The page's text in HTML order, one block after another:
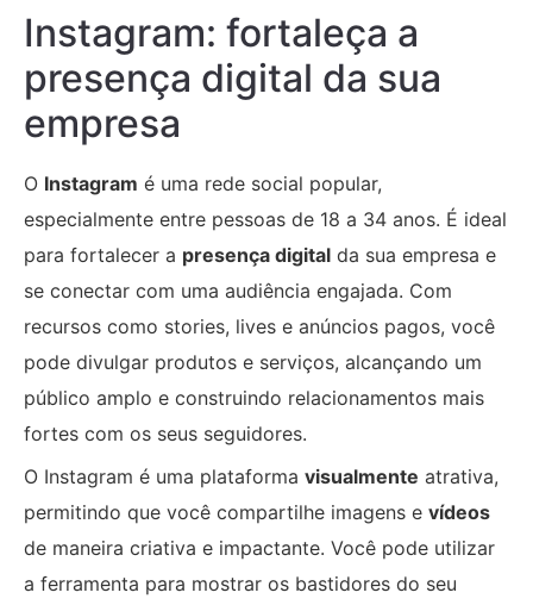
Instagram: fortaleça a
presença digital da sua
empresa
O Instagram é uma rede social popular,
especialmente entre pessoas de 18 a 34 anos. É ideal
para fortalecer a presença digital da sua empresa e
se conectar com uma audiência engajada. Com
recursos como stories, lives e anúncios pagos, você
pode divulgar produtos e serviços, alcançando um
público amplo e construindo relacionamentos mais
fortes com os seus seguidores.
O Instagram é uma plataforma visualmente atrativa,
permitindo que você compartilhe imagens e vídeos
de maneira criativa e impactante. Você pode utilizar
a ferramenta para mostrar os bastidores do seu